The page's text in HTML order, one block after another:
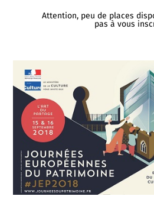
Attention, peu de places
pas à vous